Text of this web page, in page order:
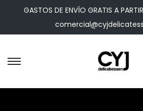
GASTOS DE ENVÍO GRATIS A